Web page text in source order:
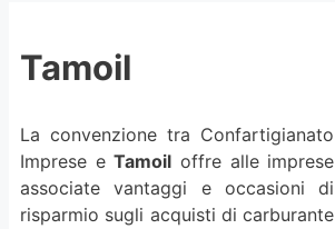
Tamoil
La convenzione tra Confartigianato
Imprese eTamoil offre alle imprese
associate vantaggi e occasioni di
risparmio sugli acquisti di carburante